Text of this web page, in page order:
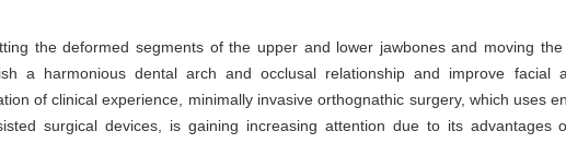
the deformed segments of the upper and lower jawbones and moving
a harmonious dental arch and occlusal relationship and improve facial
of clinical experience, minimally invasive orthognathic surgery, which uses
surgical devices, is gaining increasing attention due to its advantages